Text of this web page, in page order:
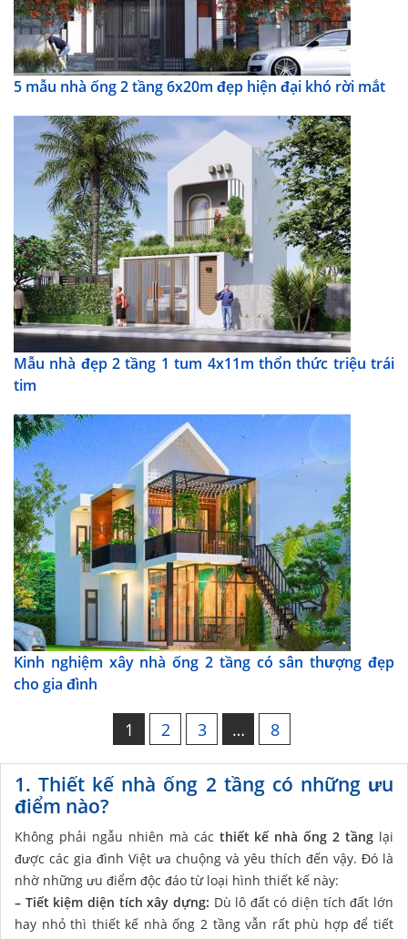
5 mẫu nhà ống 2 tầng 6x20m đẹp hiện đại khó rời mắt
Mẫu nhà đẹp 2 tầng 1 tum 4x11m thổn thức triệu trái
tim
Kinh nghiệm xây nhà ống 2 tầng có sân thượng đẹp
cho gia đình
1 2 3 … 8
1. Thiết kế nhà ống 2 tầng có những ưu
điểm nào?
Không phải ngẫu nhiên mà các thiết kế nhà ống 2 tầng lại
được các gia đình Việt ưa chuộng và yêu thích đến vậy. Đó là
nhờ những ưu điểm độc đáo từ loại hình thiết kế này:
– Tiết kiệm diện tích xây dựng: Dù lô đất có diện tích đất lớn
hay nhỏ thì thiết kế nhà ống 2 tầng vẫn rất phù hợp để tiết